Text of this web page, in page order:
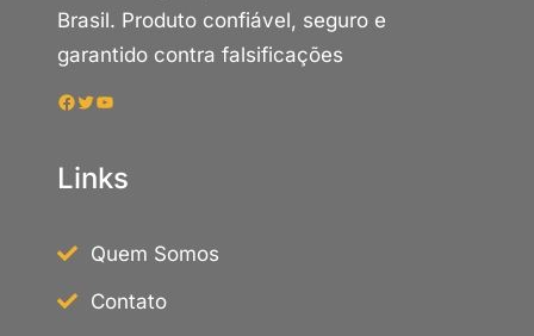
Brasil. Produto confiável, seguro e
garantido contra falsificações
Facebook Twitter Youtube
Links
Quem Somos
Contato